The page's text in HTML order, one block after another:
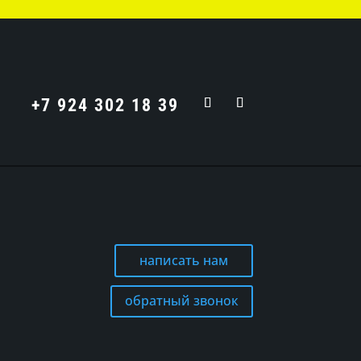
+7 924 302 18 39
написать нам
обратный звонок